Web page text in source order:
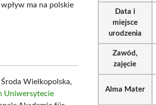
ma na polskie
Wielkopolska,
Uniwersytecie
Data i
miejsce
urodzenia
Zawód,
zajęcie
Alma Mater